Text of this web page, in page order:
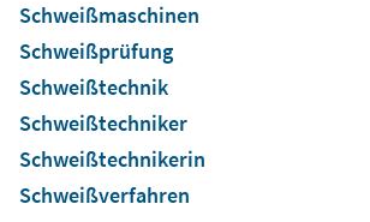
Schweißmaschinen
Schweißprüfung
Schweißtechnik
Schweißtechniker
Schweißtechnikerin
Schweißverfahren